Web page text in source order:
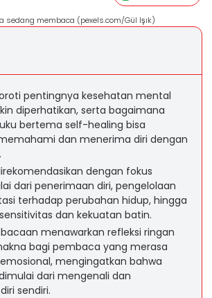
membaca (pexels.com/Gül Işık)
pentingnya kesehatan mental
diperhatikan, serta bagaimana
bertema self-healing bisa
dan menerima diri dengan
dengan fokus
dari penerimaan diri, pengelolaan
terhadap perubahan hidup, hingga
dan kekuatan batin.
menawarkan refleksi ringan
bagi pembaca yang merasa
mengingatkan bahwa
dari mengenali dan
sendiri.